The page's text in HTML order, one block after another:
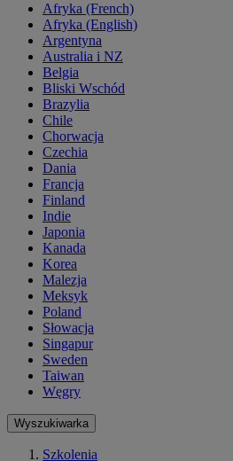
Afryka (French)
Afryka (English)
Argentyna
Australia i NZ
Belgia
Bliski Wschód
Brazylia
Chile
Chorwacja
Czechia
Dania
Francja
Finland
Indie
Japonia
Kanada
Korea
Malezja
Meksyk
Poland
Słowacja
Singapur
Sweden
Taiwan
Węgry
Wyszukiwarka
Szkolenia